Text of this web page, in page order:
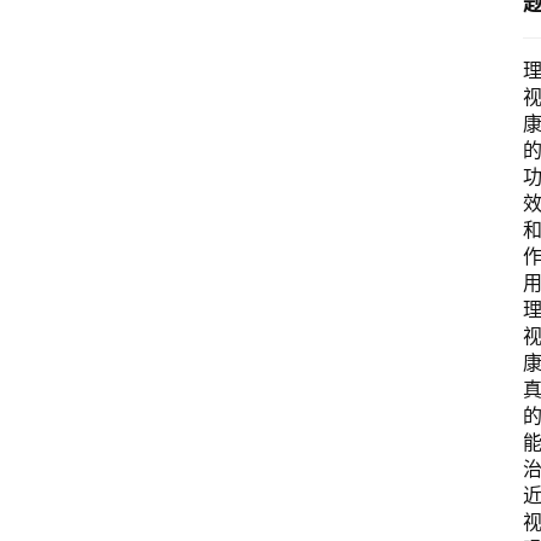
理
视
康
的
功
效
和
作
理
视
康
真
的
能
治
近
视